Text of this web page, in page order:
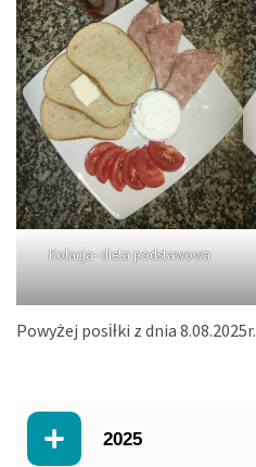
Kolacja- dieta podstawowa
Powyżej posiłki z dnia 8.08.2025r.
2025